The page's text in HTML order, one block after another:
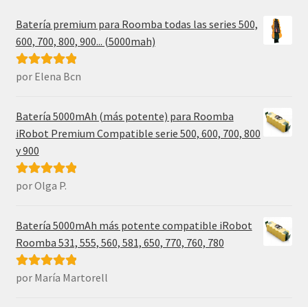
Batería premium para Roomba todas las series 500,
600, 700, 800, 900... (5000mah)
Valorado con
por Elena Bcn
Batería 5000mAh (más potente) para Roomba
iRobot Premium Compatible serie 500, 600, 700, 800
y 900
Valorado con
por Olga P.
Batería 5000mAh más potente compatible iRobot
Roomba 531, 555, 560, 581, 650, 770, 760, 780
Valorado con
por María Martorell